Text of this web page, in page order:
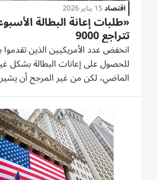
اقتصاد15 يناير 2026
«طلبات إعانة البطالة
تتراجع 9000
انخفض عدد الأمريكيين الذين
للحصول على إعانات البطالة بشكل
الماضي، لكن من غير المرجح أن
في سوق العمل، الذي لا يزال في
العمل الأمريكية، الخميس، أن
إعانات...